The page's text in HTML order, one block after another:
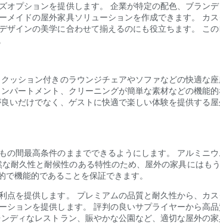
プションを提供します。 企業が特定の配色、ブラン
イドの屋外家具ソリューションを作成できます。 カ
インの美学に合わせて揃えるのにも役立ちます。 こ
ション付きのラウンジチェアやソファなどの快適な
ートメント、クリーニングが簡単な素材などの機能
だけでなく、ゲストに快適で楽しい体験を提供する
間最高条件のままでできるようにします。 アルミニ
耐久性と耐候性のある特性のため、屋外の家具にはも
機能的であることを保証できます。
を提供します。 プレミアムの品質と耐久性から、カ
ョンを提供します。 評判の良いサプライヤーから高品
ィなレストラン、賑やかな公園など、適切な屋外の